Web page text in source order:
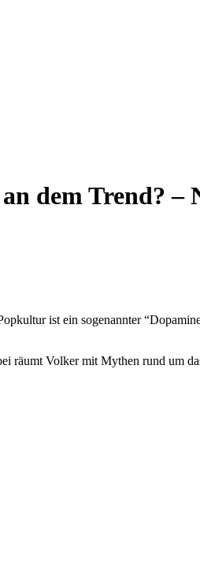
dem Trend? –
ist ein sogenannter
räumt Volker mit Mythen rund um